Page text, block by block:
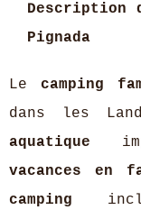
Description
Pignada
Lecamping
dans les
aquatique
vacances en
camping